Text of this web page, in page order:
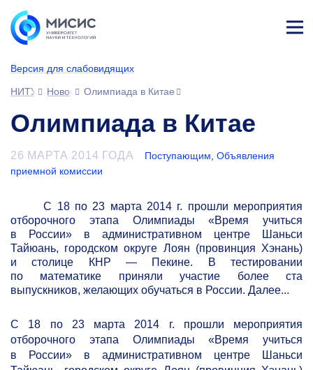
Версия для слабовидящих
НИТУ МИСИС
НовостиОлимпиада в Китае
Олимпиада в Китае
26 МАРТА 2014 ГОДА Поступающим ,Объявления
приемной комиссии
С 18 по 23 марта 2014 г. прошли мероприятия
отборочного этапа Олимпиады «Время учиться
в России» в административном центре Шаньси
Тайюань, городском округе Лоян (провинция Хэнань)
и столице КНР — Пекине. В тестировании
по математике приняли участие более ста
выпускников, желающих обучаться в России. Далее...
С 18 по 23 марта 2014 г. прошли мероприятия
отборочного этапа Олимпиады «Время учиться
в России» в административном центре Шаньси